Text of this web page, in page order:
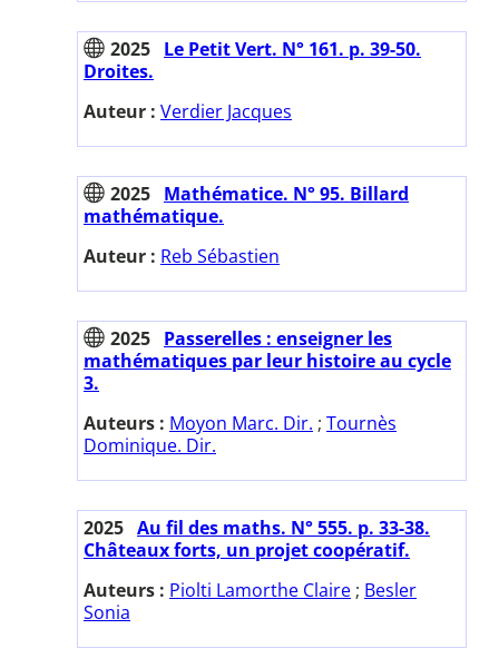
2025 Le Petit Vert. N° 161. p. 39-50.
Droites.
Auteur : Verdier Jacques
2025 Mathématice. N° 95. Billard
mathématique.
Auteur : Reb Sébastien
2025 Passerelles : enseigner les
mathématiques par leur histoire au cycle
3.
Auteurs : Moyon Marc. Dir. ; Tournès
Dominique. Dir.
2025 Au fil des maths. N° 555. p. 33-38.
Châteaux forts, un projet coopératif.
Auteurs : Piolti Lamorthe Claire ; Besler
Sonia